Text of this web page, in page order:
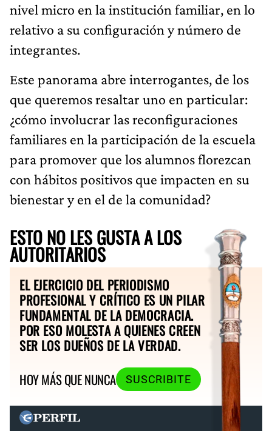
nivel micro en la institución familiar, en lo
relativo a su configuración y número de
integrantes.
Este panorama abre interrogantes, de los
que queremos resaltar uno en particular:
¿cómo involucrar las reconfiguraciones
familiares en la participación de la escuela
para promover que los alumnos florezcan
con hábitos positivos que impacten en su
bienestar y en el de la comunidad?
ESTO NO LES GUSTA A LOS
AUTORITARIOS
EL EJERCICIO DEL PERIODISMO
PROFESIONAL Y CRÍTICO ES UN PILAR
FUNDAMENTAL DE LA DEMOCRACIA.
POR ESO MOLESTA A QUIENES CREEN
SER LOS DUEÑOS DE LA VERDAD.
HOY MÁS QUE NUNCA
SUSCRIBITE